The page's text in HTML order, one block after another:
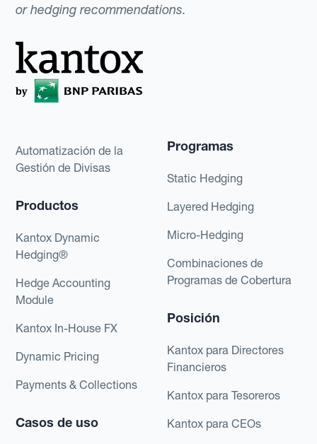
or hedging recommendations.
Automatización de la
Gestión de Divisas
Productos
Kantox Dynamic
Hedging®
Hedge Accounting
Module
Kantox In-House FX
Dynamic Pricing
Payments & Collections
Casos de uso
Programas
Static Hedging
Layered Hedging
Micro-Hedging
Combinaciones de
Programas de Cobertura
Posición
Kantox para Directores
Financieros
Kantox para Tesoreros
Kantox para CEOs